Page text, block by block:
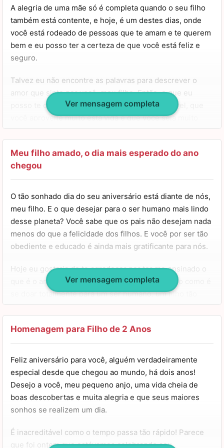
A alegria de uma mãe só é completa quando o seu filho
também está contente, e hoje, é um destes dias, onde
você está rodeado de pessoas que te amam e te querem
bem e eu posso ter a certeza de que você está feliz e
seguro.
Talvez eu não encontre as palavras para descrever o
amor que sinto por você, meu filho. Então, o que eu
posso te desejar é que você tenha um dia incrível, que
você aproveite muito esta vida e que você seja muito
realizado.
Faça inúmeras viagens, conheça novos lugares,
converse com muitas pessoas, aprenda novas culturas e
ame demais.
Um feliz aniversário, tudo de melhor na sua vida, muita
saúde e se cuide sempre. Eu estarei aqui a qualquer hora
e em qualquer momento. Nunca se esqueça que você é a
maior riqueza da minha vida. Felicidades, meu anjo!
Ver mensagem completa
Meu filho amado, o dia mais esperado do ano
chegou
O tão sonhado dia do seu aniversário está diante de nós,
meu filho. E o que desejar para o ser humano mais lindo
desse planeta? Você sabe que os pais não desejam nada
menos do que a felicidade dos filhos. E você por ser tão
obediente e educado é ainda mais gratificante para nós.
Hoje eu gostaria de te agradecer por ter me ensinado o
que é o amor incondicional. Por ter me mostrado como é
se doar totalmente para um ser humano, um filho tão
magnífico como você.
Parabéns, meu amor, que você usufrua de todas as
coisas boas da vida, que você tenha muito sucesso no
as escolhas mais certas e justas em qualquer situação.
Feliz aniversário! Eu te amo demais, meu filho, e nunca
se esqueça que estou aqui para o que você precisar,
sempre!
Ver mensagem completa
Homenagem para Filho de 2 Anos
Feliz aniversário para você, alguém verdadeiramente
especial desde que chegou ao mundo, há dois anos!
Desejo a você, meu pequeno anjo, uma vida cheia de
boas descobertas e muita alegria e que seus maiores
sonhos se realizem um dia.
É inacreditável como o tempo passa tão rápido! Parece
que foi ontem que estávamos celebrando seu